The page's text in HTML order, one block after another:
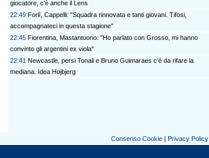
giocatore, c'è anche il Lens
22:49 Forlì, Cappelli: "Squadra rinnovata e tanti giovani. Tifosi,
accompagnateci in questa stagione"
22:45 Fiorentina, Mastantuono: "Ho parlato con Grosso, mi hanno
convinto gli argentini ex viola"
22:41 Newcastle, persi Tonali e Bruno Guimaraes c'è da rifare la
mediana. Idea Hojbjerg
Consenso Cookie | Privacy Policy